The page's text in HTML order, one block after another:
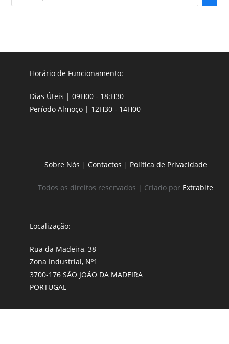
Horário de Funcionamento:
Dias Úteis | 09H00 - 18:H30
Período Almoço | 12H30 - 14H00
Sobre Nós | Contactos | Política de Privacidade
Todos os direitos reservados | Criado por Extrabite
Localização:
Rua da Madeira, 38
Zona Industrial, Nº1
3700-176 SÃO JOÃO DA MADEIRA
PORTUGAL